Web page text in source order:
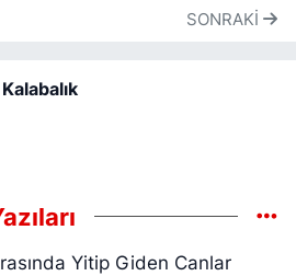
SONRAKI
Yitip Giden Canlar